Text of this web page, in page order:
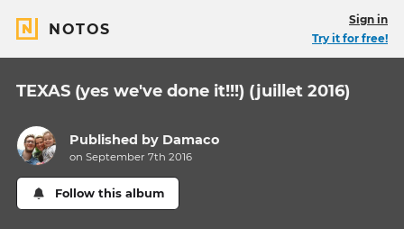
NOTOS
Sign in
Try it for free!
TEXAS (yes we've done it!!!) (juillet 2016)
Published by Damaco
on September 7th 2016
Follow this album